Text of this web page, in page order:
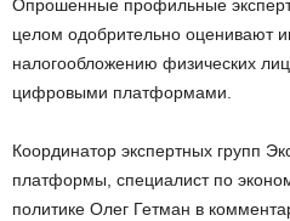
Опрошенные профильные
целом одобрительно оценивают
налогообложению физических
цифровыми платформами.
Координатор экспертных групп
платформы, специалист по
политике Олег Гетман в